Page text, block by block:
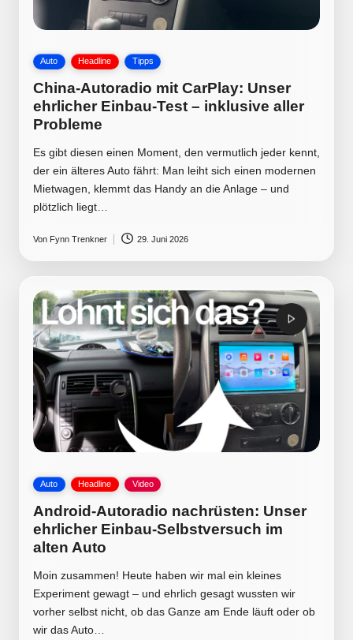
Posted
Auto Headline Tipps
China-Autoradio mit CarPlay: Unser
ehrlicher Einbau-Test – inklusive aller
Probleme
Es gibt diesen einen Moment, den vermutlich jeder kennt,
der ein älteres Auto fährt: Man leiht sich einen modernen
Mietwagen, klemmt das Handy an die Anlage – und
plötzlich liegt…
Posted
by
Von Fynn Trenkner 29. Juni 2026
Posted
Auto Headline Video
Android-Autoradio nachrüsten: Unser
ehrlicher Einbau-Selbstversuch im
alten Auto
Moin zusammen! Heute haben wir mal ein kleines
Experiment gewagt – und ehrlich gesagt wussten wir
vorher selbst nicht, ob das Ganze am Ende läuft oder ob
wir das Auto…